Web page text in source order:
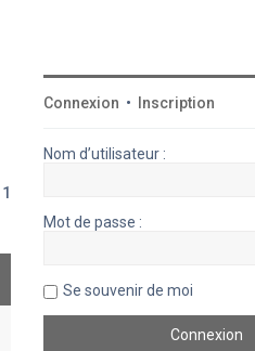
1
Connexion • Inscription
Nom d’utilisateur :
Mot de passe :
Se souvenir de moi